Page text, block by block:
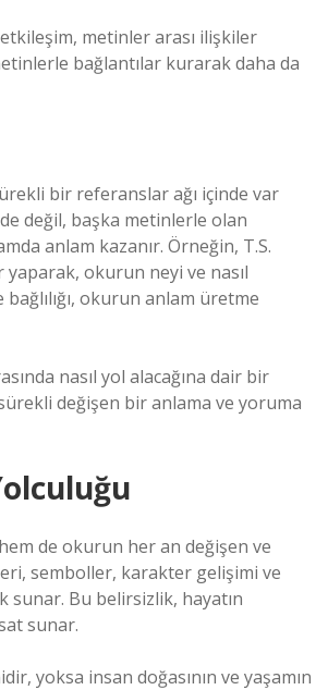
metinler arası ilişkiler
bağlantılar kurarak daha da
bir referanslar ağı içinde var
değil, başka metinlerle olan
anlam kazanır. Örneğin, T.S.
yaparak, okurun neyi ve nasıl
okurun anlam üretme
nasıl yol alacağına dair bir
değişen bir anlama ve yoruma
de okurun her an değişen ve
semboller, karakter gelişimi ve
sunar. Bu belirsizlik, hayatın
sunar.
yoksa insan doğasının ve yaşamın